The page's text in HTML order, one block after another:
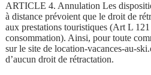
ARTICLE 4. Annulation Les
à distance prévoient que le droit de
aux prestations touristiques (Art L
consommation). Ainsi, pour toute
sur le site de location-vacances-au-
d’aucun droit de rétractation.